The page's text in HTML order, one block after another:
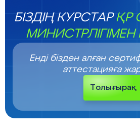
БІЗДІҢ КУРСТАРҚР
МИНИСТРЛІГІМЕН
Енді бізден алған
аттестацияға
Толығырақ